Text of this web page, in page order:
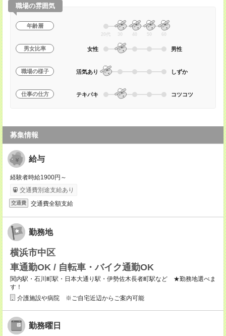
職場の雰囲気
年齢層
20代 30 40 50 60
男女比率 女性 男性
職場の様子 活気あり しずか
仕事の仕方 テキパキ コツコツ
募集情報
給与
経験者時給1900円～
交通費別途支給あり
交通費 交通費全額支給
勤務地
横浜市中区
車通勤OK / 自転車・バイク通勤OK
関内駅・石川町駅・日本大通り駅・伊勢佐木長者町駅など ★勤務地選べま
す！
介護施設や病院 ※ご自宅近辺からご案内可能
勤務曜日